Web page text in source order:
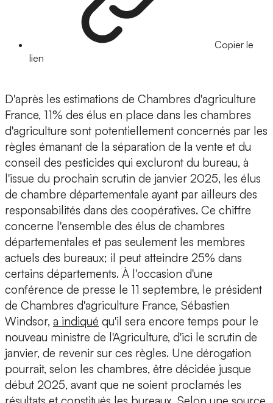
Copier le
lien
D'après les estimations de Chambres d'agriculture
France, 11% des élus en place dans les chambres
d'agriculture sont potentiellement concernés par les
règles émanant de la séparation de la vente et du
conseil des pesticides qui excluront du bureau, à
l'issue du prochain scrutin de janvier 2025, les élus
de chambre départementale ayant par ailleurs des
responsabilités dans des coopératives. Ce chiffre
concerne l'ensemble des élus de chambres
départementales et pas seulement les membres
actuels des bureaux; il peut atteindre 25% dans
certains départements. À l'occasion d'une
conférence de presse le 11 septembre, le président
de Chambres d'agriculture France, Sébastien
Windsor, a indiqué qu'il sera encore temps pour le
nouveau ministre de l'Agriculture, d'ici le scrutin de
janvier, de revenir sur ces règles. Une dérogation
pourrait, selon les chambres, être décidée jusque
début 2025, avant que ne soient proclamés les